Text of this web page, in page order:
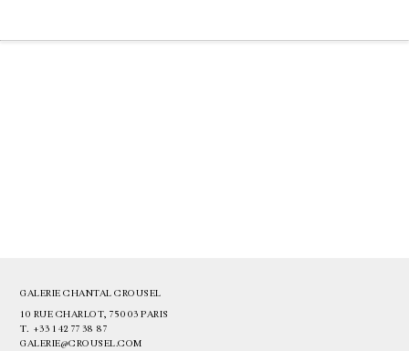
GALERIE CHANTAL CROUSEL
10 RUE CHARLOT, 75003 PARIS
T. +33 1 42 77 38 87
GALERIE@CROUSEL.COM